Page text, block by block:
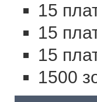
15
15
15
1500